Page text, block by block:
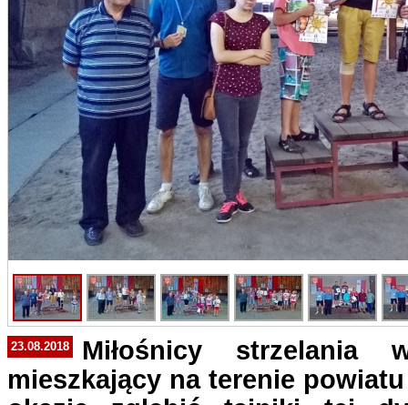
23.08.2018
Miłośnicy
mieszkający na terenie